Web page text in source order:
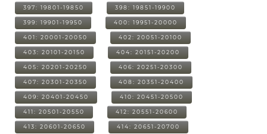
397: 19801-19850 398: 19851-19900
399: 19901-19950 400: 19951-20000
401: 20001-20050 402: 20051-20100
403: 20101-20150 404: 20151-20200
405: 20201-20250 406: 20251-20300
407: 20301-20350 408: 20351-20400
409: 20401-20450 410: 20451-20500
411: 20501-20550 412: 20551-20600
413: 20601-20650 414: 20651-20700